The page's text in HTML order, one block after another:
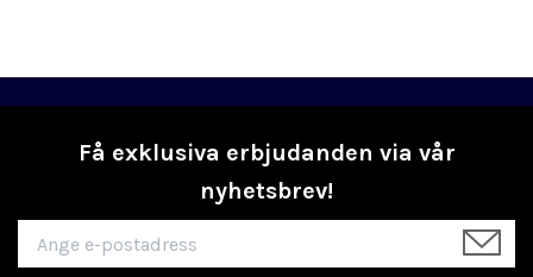
Få exklusiva erbjudanden via vår
nyhetsbrev!